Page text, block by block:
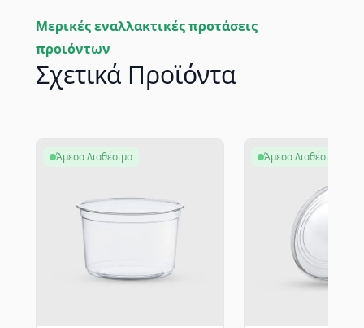
Μερικές εναλλακτικές προτάσεις
προιόντων
Σχετικά Προϊόντα
Άμεσα Διαθέσιμο Άμεσα Διαθέσιμο